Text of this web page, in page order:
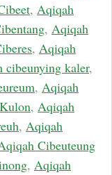
, Aqiqah
, Aqiqah
, Aqiqah
cibeunying kaler,
, Aqiqah
, Aqiqah
, Aqiqah
Cibeuteung
, Aqiqah